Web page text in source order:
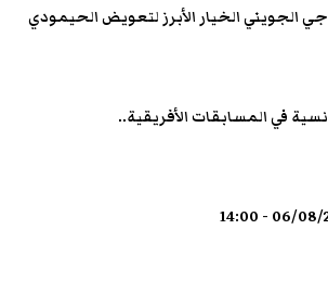
الجويني الخيار الأبرز لتعويض الحيمودي
في المسابقات الأفريقية..